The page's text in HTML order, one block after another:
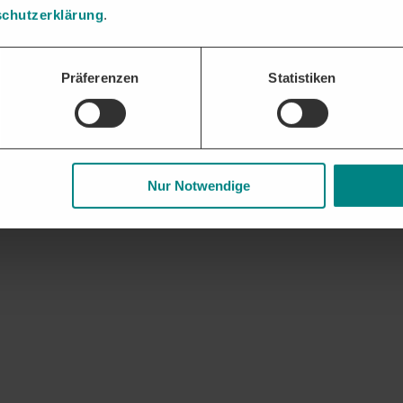
.
Präferenzen Statistiken
Nur Notwendige
oder Zweigstellen.
Möglichkeiten zu Informationstechnikzentrums Bund und weiteren